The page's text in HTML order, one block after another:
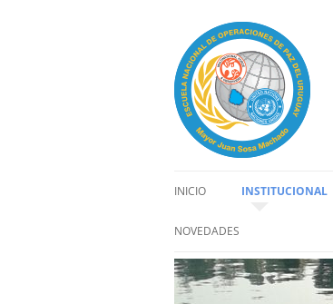
INICIO INSTITUCIONAL
SEDE
NOVEDADES